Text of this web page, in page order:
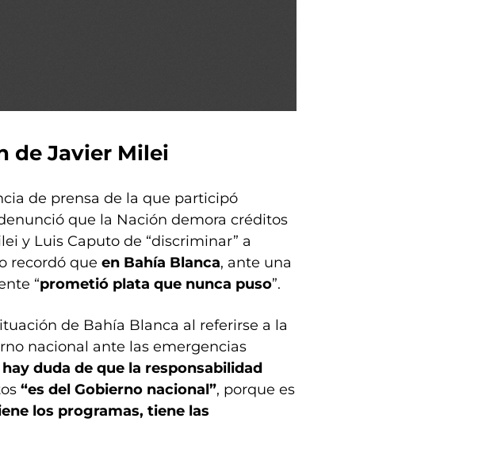
de Javier Milei
de prensa de la que participó
que la Nación demora créditos
y Luis Caputo de “discriminar” a
recordó que en Bahía Blanca, ante una
“prometió plata que nunca puso”.
de Bahía Blanca al referirse a la
nacional ante las emergencias
duda de que la responsabilidad
“es del Gobierno nacional”, porque es
los programas, tiene las